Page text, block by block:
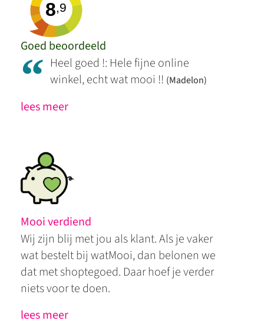
8,9
Goed beoordeeld
“ Heel goed !: Hele fijne online
winkel, echt wat mooi !! (Madelon)
lees meer
Mooi verdiend
Wij zijn blij met jou als klant. Als je vaker
wat bestelt bij watMooi, dan belonen we
dat met shoptegoed. Daar hoef je verder
niets voor te doen.
lees meer